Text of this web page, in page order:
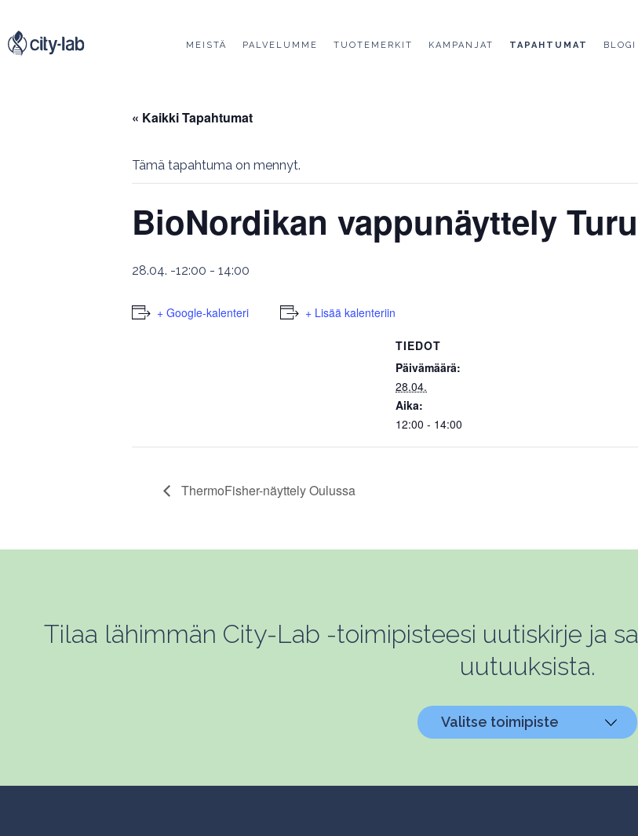
MEISTÄ PALVELUMME TUOTEMERKIT KAMPANJAT TAPAHTUMAT BLOGI
« Kaikki Tapahtumat
Tämä tapahtuma on mennyt.
BioNordikan vappunäyttely
28.04. -12:00 - 14:00
+ Google-kalenteri + Lisää kalenteriin
TIEDOT
Päivämäärä:
28.04.
Aika:
12:00 - 14:00
ThermoFisher-näyttely Oulussa
Tilaa lähimmän City-Lab -toimipisteesi uutiskirje ja
uutuuksista.
Valitse toimipiste
Helsinki, Biomedicum